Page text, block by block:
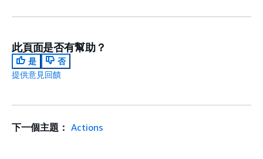
此頁面是否有幫助？
是
否
提供意見回饋
下一個主題： Actions